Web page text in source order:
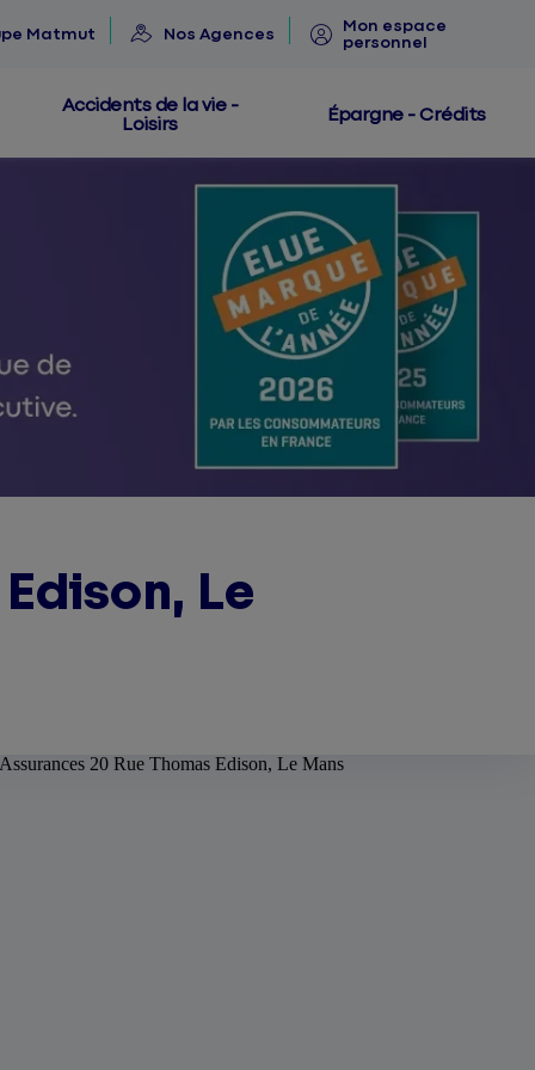
Matmut Nos Agences
Mon espace
personnel
Accidents de la vie -
Loisirs
Épargne - Crédits
Le